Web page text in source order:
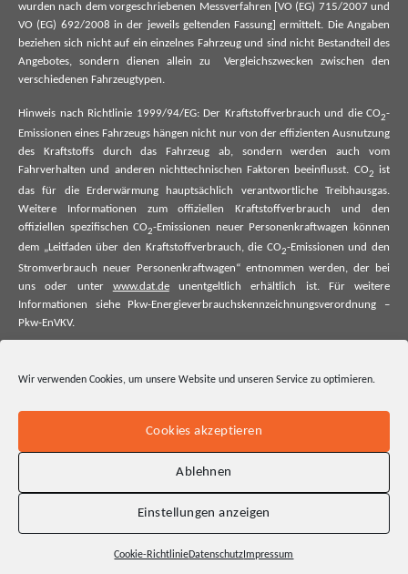
Wir verwenden Cookies, um unsere Website und unseren Service zu optimieren.
Cookies akzeptieren
Ablehnen
Einstellungen anzeigen
Cookie-RichtlinieDatenschutzImpressum
wurden nach dem vorgeschriebenen Messverfahren [VO (EG) 715/2007 und
VO (EG) 692/2008 in der jeweils geltenden Fassung] ermittelt. Die Angaben
beziehen sich nicht auf ein einzelnes Fahrzeug und sind nicht Bestandteil des
Angebotes, sondern dienen allein zu Vergleichszwecken zwischen den
verschiedenen Fahrzeugtypen.
Hinweis nach Richtlinie 1999/94/EG: Der Kraftstoffverbrauch und die CO2-
Emissionen eines Fahrzeugs hängen nicht nur von der effizienten Ausnutzung
des Kraftstoffs durch das Fahrzeug ab, sondern werden auch vom
Fahrverhalten und anderen nichttechnischen Faktoren beeinflusst. CO2
ist
das für die Erderwärmung hauptsächlich verantwortliche Treibhausgas.
Weitere Informationen zum offiziellen Kraftstoffverbrauch und den
offiziellen spezifischen CO2-Emissionen neuer Personenkraftwagen können
dem „Leitfaden über den Kraftstoffverbrauch, die CO2-Emissionen und den
Stromverbrauch neuer Personenkraftwagen“ entnommen werden, der bei
uns oder unter www.dat.deunentgeltlich erhältlich ist. Für weitere
Informationen siehe Pkw-Energieverbrauchskennzeichnungsverordnung –
Pkw-EnVKV.
offiziellen spezifischen CO₂-Emissionen und ggf. zum Stromverbrauch neuer
offiziellen spezifischen CO₂-Emissionen und den offiziellen Stromverbrauch
neuer Pkw entnommen werden. Dieser ist an allen Verkaufsstellen und bei
der Deutschen Automobil Treuhand GmbH unentgeltlich erhältlich, sowie